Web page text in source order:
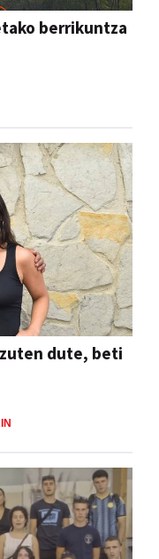
berrikuntza
dute, beti